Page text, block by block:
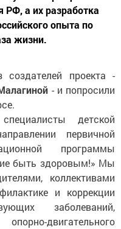
РФ, а их разработка
опыта по
жизни.
проекта -
- и попросили
детской
первичной
программы
быть здоровым!» Мы
коллективами
и коррекции
заболеваний,
двигательного